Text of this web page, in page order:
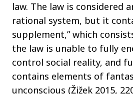
law. The law is considered
rational system, but it
supplement,” which
the law is unable to fully
control social reality, and
contains elements of
unconscious (Žižek 2015,